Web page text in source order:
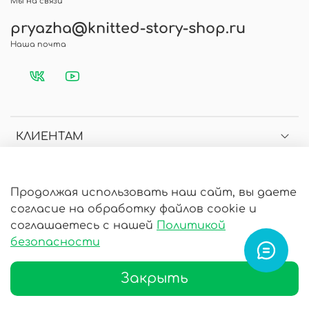
КЛИЕНТАМ
ИНФОРМАЦИЯ
pryazha@knitted-story-shop.ru
Наша почта
Продолжая использовать наш сайт, вы даете
согласие на обработку файлов cookie и
соглашаетесь с нашей Политикой
безопасности
Закрыть